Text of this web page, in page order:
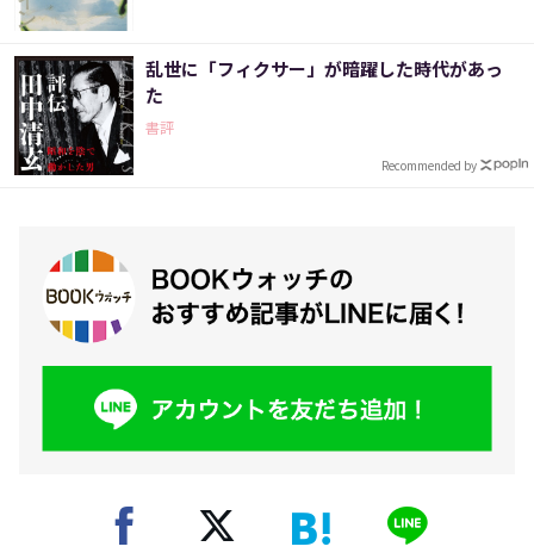
乱世に「フィクサー」が暗躍した時代があっ
た
書評
Recommended by